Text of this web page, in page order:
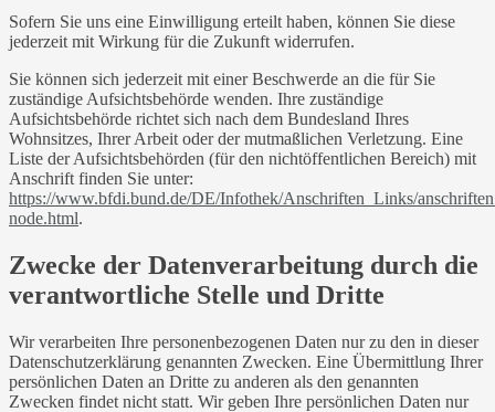
Sofern Sie uns eine Einwilligung erteilt haben, können Sie diese
jederzeit mit Wirkung für die Zukunft widerrufen.
Sie können sich jederzeit mit einer Beschwerde an die für Sie
zuständige Aufsichtsbehörde wenden. Ihre zuständige
Aufsichtsbehörde richtet sich nach dem Bundesland Ihres
Wohnsitzes, Ihrer Arbeit oder der mutmaßlichen Verletzung. Eine
Liste der Aufsichtsbehörden (für den nichtöffentlichen Bereich) mit
Anschrift finden Sie unter:
https://www.bfdi.bund.de/DE/Infothek/Anschriften_Links/
node.html.
Zwecke der Datenverarbeitung durch die
verantwortliche Stelle und Dritte
Wir verarbeiten Ihre personenbezogenen Daten nur zu den in dieser
Datenschutzerklärung genannten Zwecken. Eine Übermittlung Ihrer
persönlichen Daten an Dritte zu anderen als den genannten
Zwecken findet nicht statt. Wir geben Ihre persönlichen Daten nur